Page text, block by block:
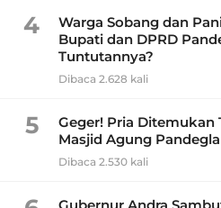
4
Warga Sobang dan
Bupati dan DPRD
Tuntutannya?
Dibaca 2.628 kali
5
Geger! Pria Ditemukan
Masjid Agung
Dibaca 2.530 kali